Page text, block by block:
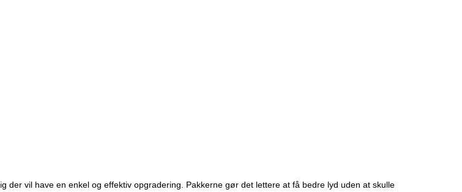
der vil have en enkel og effektiv opgradering. Pakkerne gør det lettere at få bedre lyd uden at skulle